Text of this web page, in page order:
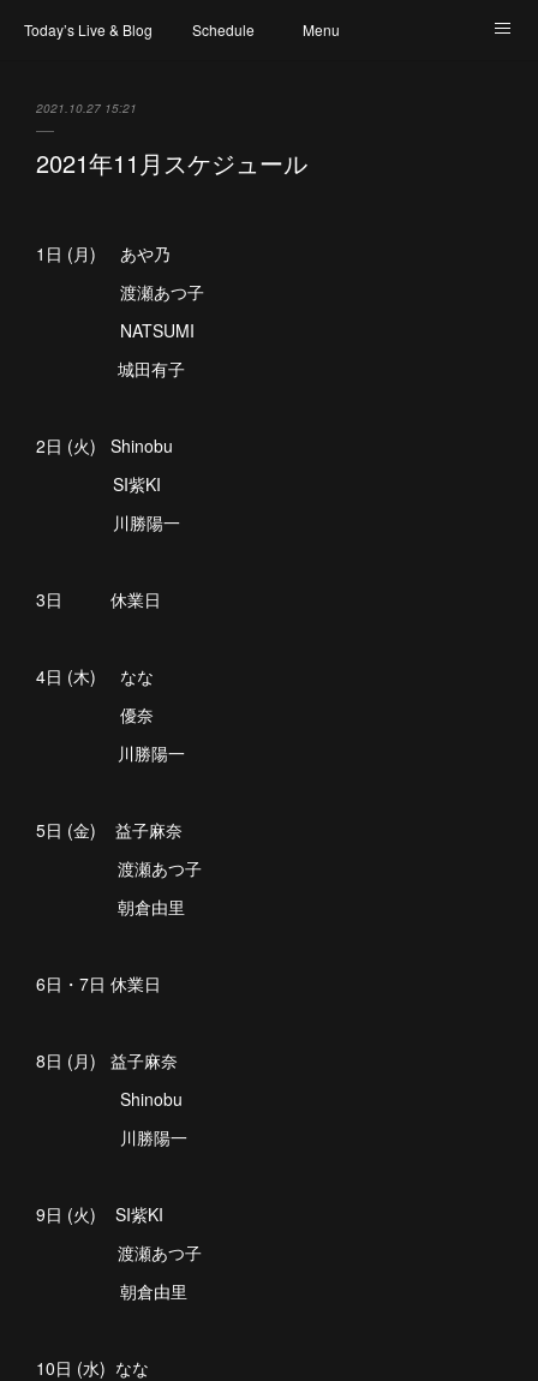
Today’s Live & Blog Schedule Menu
2021.10.27 15:21
2021年11月スケジュール
1日 (月) あや乃
渡瀬あつ子
NATSUMI
城田有子
2日 (火) Shinobu
SI紫KI
川勝陽一
3日 休業日
4日 (木) なな
優奈
川勝陽一
5日 (金) 益子麻奈
渡瀬あつ子
朝倉由里
6日・7日 休業日
8日 (月) 益子麻奈
Shinobu
川勝陽一
9日 (火) SI紫KI
渡瀬あつ子
朝倉由里
10日 (水) なな